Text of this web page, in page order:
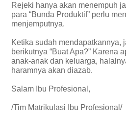
Rejeki hanya akan menempuh
para “Bunda Produktif” perlu
menjemputnya.
Ketika sudah mendapatkannya,
berikutnya “Buat Apa?” Karena
anak-anak dan keluarga,
haramnya akan diazab.
Salam Ibu Profesional,
/Tim Matrikulasi Ibu Profesional/